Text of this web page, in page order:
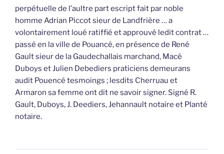
perpétuelle de l’aultre part escript fait par noble
homme Adrian Piccot sieur de Landfrière … a
volontairement loué ratiffié et approuvé ledit contrat …
passé en la ville de Pouancé, en présence de René
Gault sieur de la Gaudechallais marchand, Macé
Duboys et Julien Debediers praticiens demeurans
audit Pouencé tesmoings ; lesdits Cherruau et
Armaron sa femme ont dit ne savoir signer. Signé R.
Gault, Duboys, J. Deediers, Jehannault notaire et Planté
notaire.